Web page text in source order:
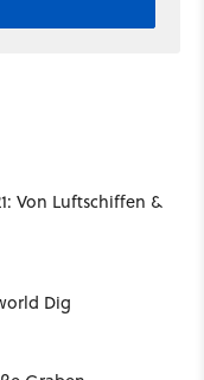
Von Luftschiffen &
Dig